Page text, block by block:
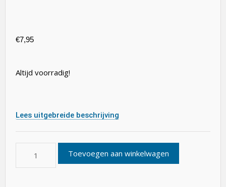
€7,95
Altijd voorradig!
Lees uitgebreide beschrijving
Toevoegen aan winkelwagen